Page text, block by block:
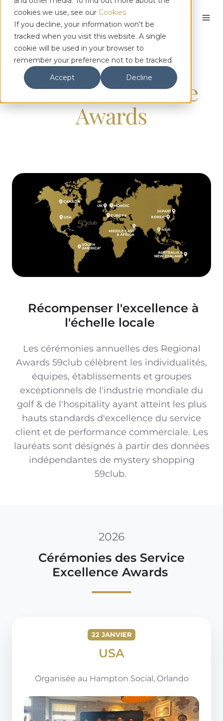
cookies we use, see our Cookies
If you decline, your information won’t be
tracked when you visit this website. A single
cookie will be used in your browser to
remember your preference not to be tracked.
Accept
Decline
Français
Récompenser l'excellence à
l'échelle locale
Les cérémonies annuelles des Regional
Awards 59club célèbrent les individualités,
équipes, établissements et groupes
exceptionnels de l'industrie mondiale du
golf & de l'hospitality ayant atteint les plus
hauts standards d'excellence du service
client et de performance commerciale. Les
lauréats sont désignés à partir des données
indépendantes de mystery shopping
59club.
2026
Cérémonies des Service
Excellence Awards
22 JANVIER
USA
Organisée au Hampton Social, Orlando